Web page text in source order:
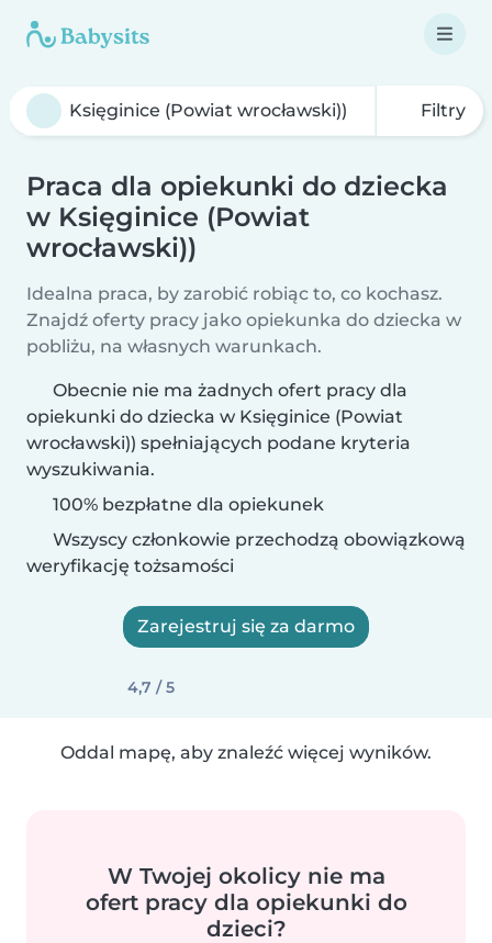
Filtry
Praca dla opiekunki do dziecka
w Księginice (Powiat
wrocławski))
Idealna praca, by zarobić robiąc to, co kochasz.
Znajdź oferty pracy jako opiekunka do dziecka w
pobliżu, na własnych warunkach.
Obecnie nie ma żadnych ofert pracy dla
opiekunki do dziecka w Księginice (Powiat
wrocławski)) spełniających podane kryteria
wyszukiwania.
100% bezpłatne dla opiekunek
Wszyscy członkowie przechodzą obowiązkową
weryfikację tożsamości
Zarejestruj się za darmo
4,7 / 5
Oddal mapę, aby znaleźć więcej wyników.
W Twojej okolicy nie ma
ofert pracy dla opiekunki do
dzieci?